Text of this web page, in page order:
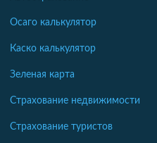
Осаго калькулятор
Каско калькулятор
Зеленая карта
Страхование недвижимости
Страхование туристов